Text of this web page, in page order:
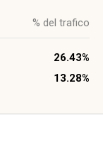
% del trafico
26.43%
13.28%